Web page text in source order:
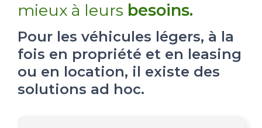
mieux à leurs besoins.
Pour les véhicules légers, à la
fois en propriété et en leasing
ou en location, il existe des
solutions ad hoc.